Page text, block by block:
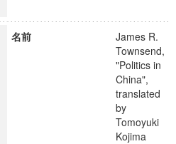
名前
James R.
Townsend,
"Politics in
China",
translated
by
Tomoyuki
Kojima